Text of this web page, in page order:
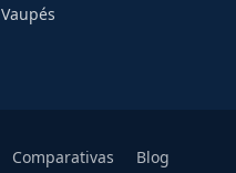
Vaupés
Comparativas Blog